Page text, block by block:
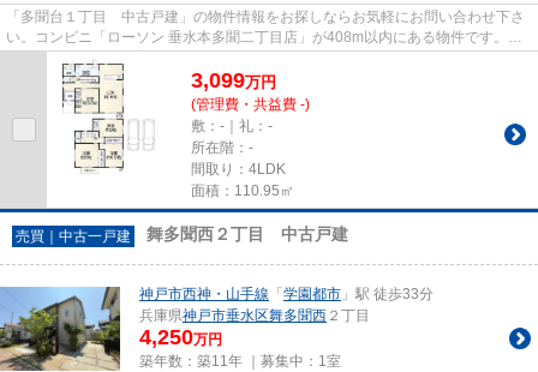
「多聞台１丁目 中古戸建」の物件情報をお探しならお気軽にお問い合わせ下さ
い。コンビニ「ローソン 垂水本多聞二丁目店」が408m以内にある物件です。戸
建て物件をお探しの方は、便利...
3,099万円
(管理費・共益費 -)
敷：-｜礼：-
所在階：-
間取り：4LDK
面積：110.95㎡
売買｜中古一戸建 舞多聞西２丁目 中古戸建
神戸市西神・山手線 「 学園都市 」駅 徒歩33分
兵庫県神戸市垂水区舞多聞西 ２丁目
4,250万円
築年数：築11年 ｜募集中： 1室